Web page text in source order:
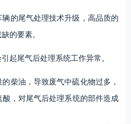
的尾气处理技术升级，高品质的
的要素。
起尾气后处理系统工作异常。
柴油，导致废气中硫化物过多，
，对尾气后处理系统的部件造成